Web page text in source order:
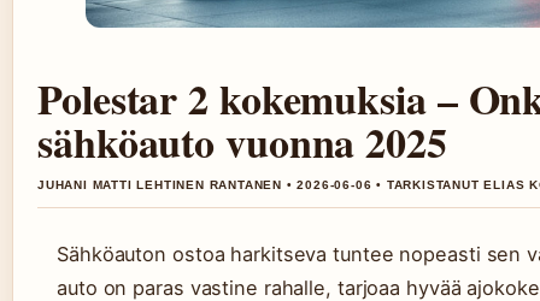
Polestar 2 kokemuksia –
sähköauto vuonna 2025
JUHANI MATTI LEHTINEN RANTANEN • 2026-06-06 • TARKISTANUT ELIAS
Sähköauton ostoa harkitseva tuntee nopeasti sen
auto on paras vastine rahalle, tarjoaa hyvää